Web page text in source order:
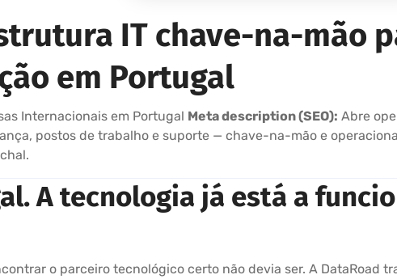
IT chave-na-mão
em Portugal
Internacionais em Portugal Meta description (SEO): Abre
postos de trabalho e suporte — chave-na-mão e
A tecnologia já está a
o parceiro tecnológico certo não devia ser. A DataRoad